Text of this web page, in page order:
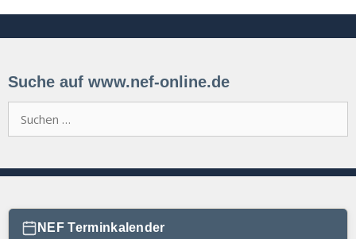
Suche auf www.nef-online.de
nach:
NEF Terminkalender